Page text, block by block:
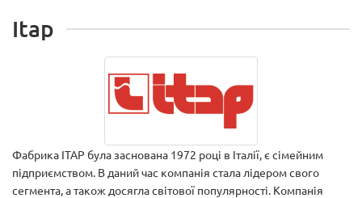
Itap
Фабрика ITAP була заснована 1972 році в Італії, є сімейним
підприємством. В даний час компанія стала лідером свого
сегмента, а також досягла світової популярності. Компанія